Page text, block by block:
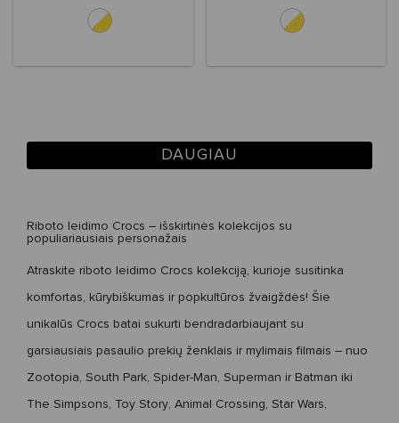
DAUGIAU
Riboto leidimo Crocs – išskirtinės kolekcijos su
populiariausiais personažais
Atraskite riboto leidimo Crocs kolekciją , kurioje susitinka
komfortas, kūrybiškumas ir popkultūros žvaigždės! Šie
unikalūs Crocs batai sukurti bendradarbiaujant su
garsiausiais pasaulio prekių ženklais ir mylimais filmais – nuo
Zootopia South Park Spider-Man Superman ir Batman iki
The Simpsons Toy Story Animal Crossing Star Wars